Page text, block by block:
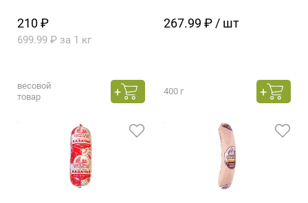
210 ₽
699.99 ₽ за 1 кг
весовой
товар
267.99 ₽ / шт
400 г